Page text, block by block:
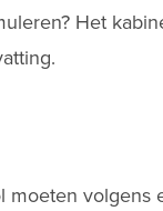
Het
volgens